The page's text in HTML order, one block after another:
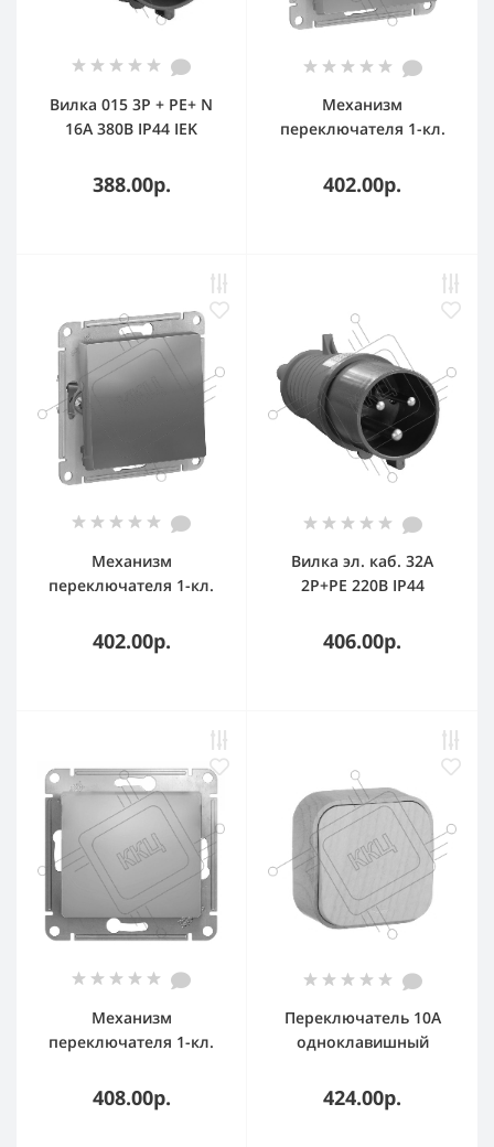
Вилка 015 3Р + РЕ+ N
16А 380В IP44 IEK
388.00р.
Механизм
переключателя 1-кл.
10АХ алюм. SchE
ATN000361
402.00р.
Механизм
переключателя 1-кл.
10АХ шампань SchE
ATN000561
402.00р.
Вилка эл. каб. 32А
2P+PE 220В IP44
406.00р.
Механизм
переключателя 1-кл.
алюм. SchE GSL000361
408.00р.
Переключатель 10A
одноклавишный
424.00р.